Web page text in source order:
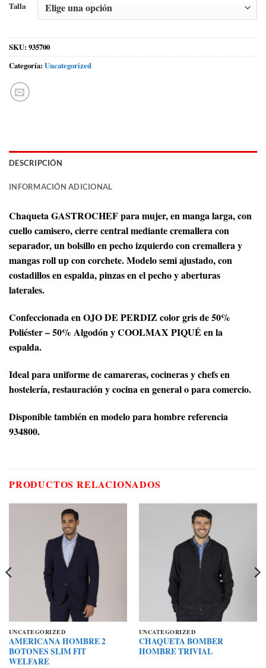
Talla
SKU: 935700
Categoría: Uncategorized
DESCRIPCIÓN
INFORMACIÓN ADICIONAL
Chaqueta GASTROCHEF para mujer, en manga larga, con
cuello camisero, cierre central mediante cremallera con
separador, un bolsillo en pecho izquierdo con cremallera y
mangas roll up con corchete. Modelo semi ajustado, con
costadillos en espalda, pinzas en el pecho y aberturas
laterales.
Confeccionada en OJO DE PERDIZ color gris de 50%
Poliéster – 50% Algodón y COOLMAX PIQUÉ en la
espalda.
Ideal para uniforme de camareras, cocineras y chefs en
hostelería, restauración y cocina en general o para comercio.
Disponible también en modelo para hombre referencia
934800.
PRODUCTOS RELACIONADOS
UNCATEGORIZED
AMERICANA HOMBRE 2
BOTONES SLIM FIT
WELFARE
UNCATEGORIZED
CHAQUETA BOMBER
HOMBRE TRIVIAL